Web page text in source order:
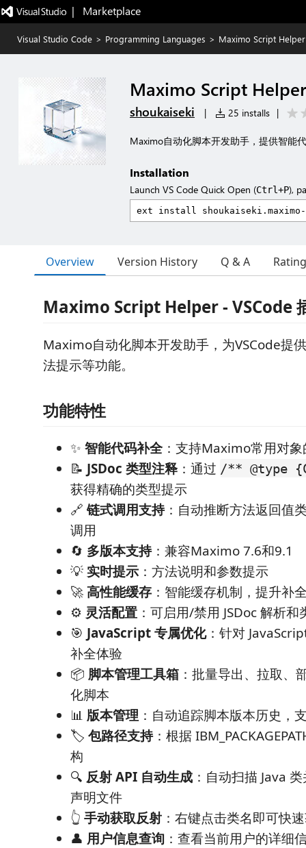
|   Marketplace
Visual Studio Code > Programming Languages > Maximo Script Helper
Maximo Script Helper
shoukaiseki | 25 installs |
Maximo自动化脚本开发助手，提供智能
Installation
Launch VS Code Quick Open (Ctrl+P),
Overview Version History Q & A
Maximo Script Helper - VSCode
Maximo自动化脚本开发助手，为VSCode提
法提示等功能。
功能特性
✨ 智能代码补全：支持Maximo常用对象
📝 JSDoc 类型注释：通过 /** @type
获得精确的类型提示
🔗 链式调用支持：自动推断方法返回值
调用
🔄 多版本支持：兼容Maximo 7.6和9.1
💡 实时提示 ：方法说明和参数提示
🚀高性能缓存 ：智能缓存机制，提升补
⚙️ 灵活配置 ：可启用/禁用 JSDoc 解析
🎯 JavaScript 专属优化：针对
补全体验
📦 脚本管理工具箱 ：批量导出、拉取、
化脚本
📊 版本管理 ：自动追踪脚本版本历史，
🏷️ 包路径支持：根据
构
🔍 反射 API 自动生成 ：自动扫描 Java
声明文件
👆 手动获取反射 ：右键点击类名即可快
👤 用户信息查询 ：查看当前用户的详细